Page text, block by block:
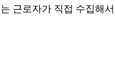
는 근로자가 직접 수집해